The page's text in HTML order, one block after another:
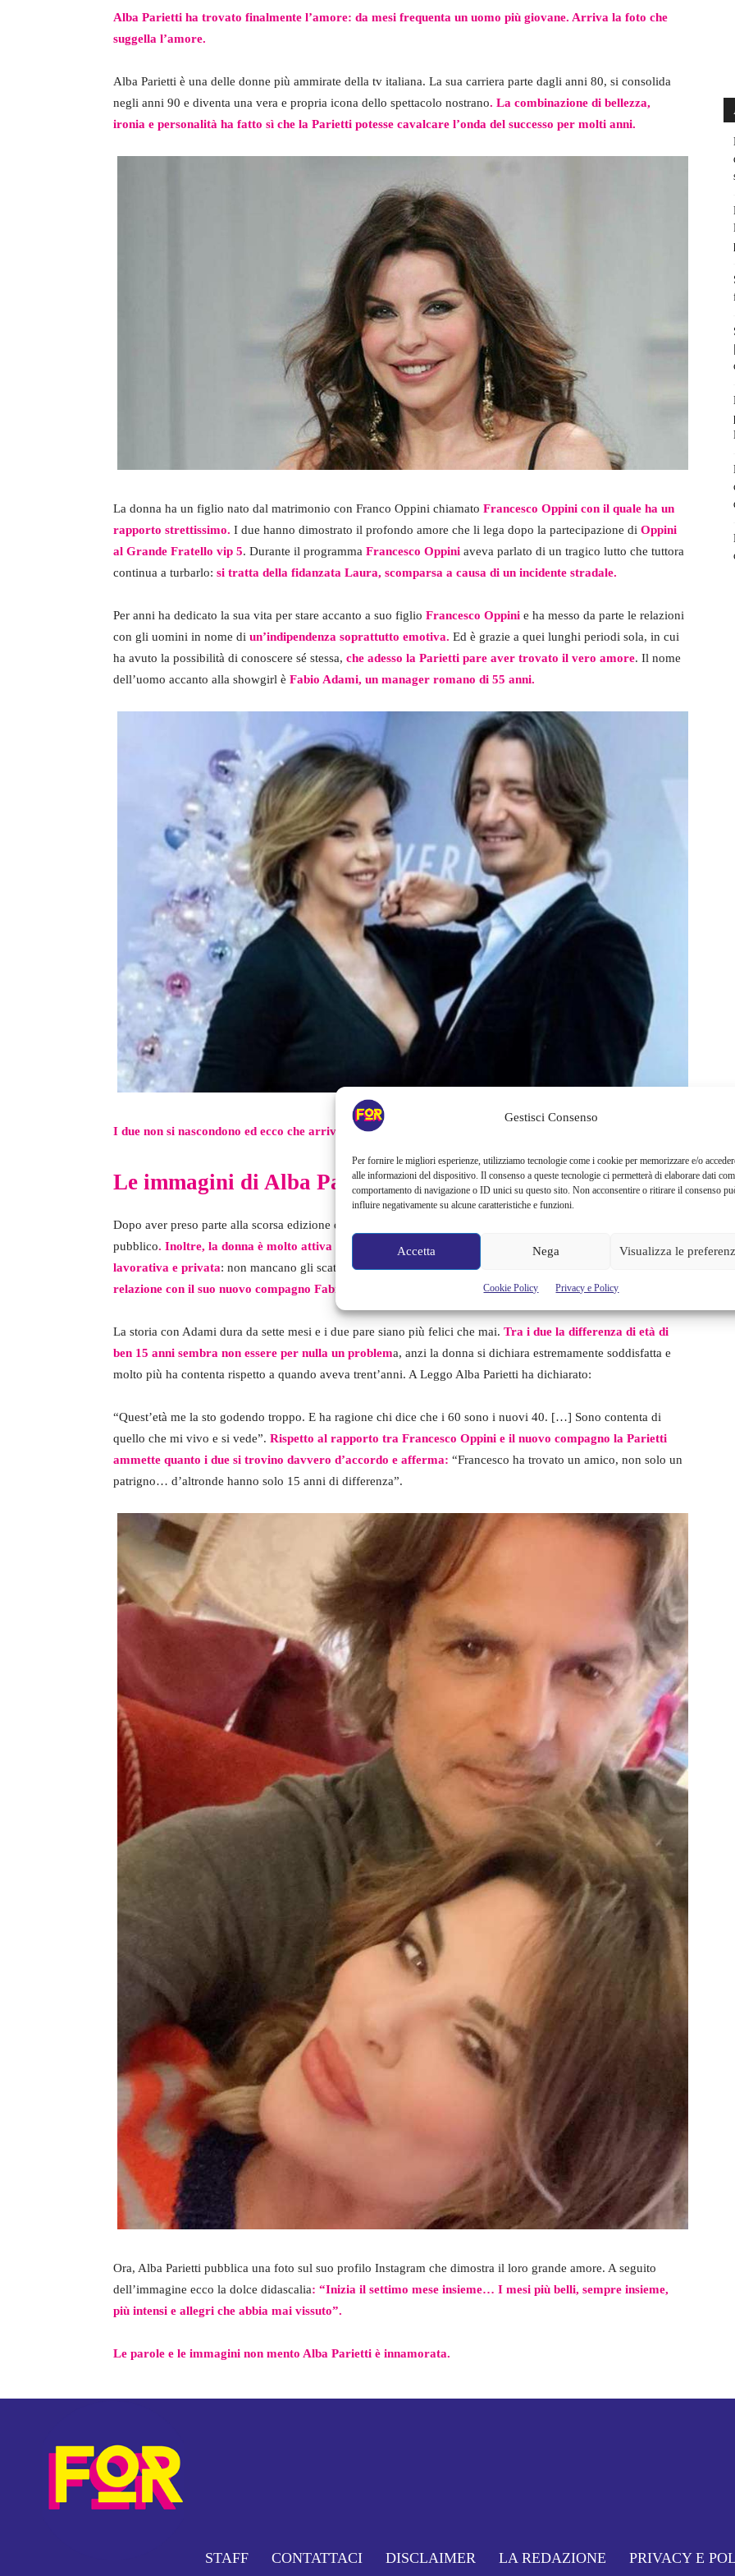
Gestisci Consenso
Per fornire le migliori esperienze, utilizziamo tecnologie come i cookie per memorizzare e/o
alle informazioni del dispositivo. Il consenso a queste tecnologie ci permetterà di elaborare dati
comportamento di navigazione o ID unici su questo sito. Non acconsentire o ritirare il consenso
influire negativamente su alcune caratteristiche e funzioni.
Accetta Nega Visualizza le
Cookie Policy Privacy e Policy
Alba Parietti ha trovato finalmente l’amore: da mesi frequenta un uomo più giovane. Arriva la foto che
suggella l’amore.
Alba Parietti è una delle donne più ammirate della tv italiana. La sua carriera parte dagli anni 80, si consolida
negli anni 90 e diventa una vera e propria icona dello spettacolo nostrano. La combinazione di bellezza,
ironia e personalità ha fatto sì che la Parietti potesse cavalcare l’onda del successo per molti anni.
La donna ha un figlio nato dal matrimonio con Franco Oppini chiamato Francesco Oppini con il quale ha un
rapporto strettissimo. I due hanno dimostrato il profondo amore che li lega dopo la partecipazione di Oppini
al Grande Fratello vip 5. Durante il programma Francesco Oppini aveva parlato di un tragico lutto che tuttora
continua a turbarlo: si tratta della fidanzata Laura, scomparsa a causa di un incidente stradale.
Per anni ha dedicato la sua vita per stare accanto a suo figlio Francesco Oppini e ha messo da parte le relazioni
con gli uomini in nome di un’indipendenza soprattutto emotiva. Ed è grazie a quei lunghi periodi sola, in cui
ha avuto la possibilità di conoscere sé stessa, che adesso la Parietti pare aver trovato il vero amore. Il nome
dell’uomo accanto alla showgirl è Fabio Adami, un manager romano di 55 anni.
I due non si nascondono ed ecco che arriva la foto che dimostra il loro amore.
Le immagini di Alba Parietti e il suo nuovo compagno
Dopo aver preso parte alla scorsa edizione di Tale e Quale Show la Parietti ho avuto un grande successo di
pubblico. Inoltre, la donna è molto attiva sui social e con i suoi follower condivide momenti di vita
lavorativa e privata: non mancano gli scatti con il suo amato figlio ma adesso arriva uno che sugella la
relazione con il suo nuovo compagno Fabio Adami.
La storia con Adami dura da sette mesi e i due pare siano più felici che mai. Tra i due la differenza di età di
ben 15 anni sembra non essere per nulla un problema, anzi la donna si dichiara estremamente soddisfatta e
molto più ha contenta rispetto a quando aveva trent’anni. A Leggo Alba Parietti ha dichiarato:
“Quest’età me la sto godendo troppo. E ha ragione chi dice che i 60 sono i nuovi 40. […] Sono contenta di
quello che mi vivo e si vede”. Rispetto al rapporto tra Francesco Oppini e il nuovo compagno la Parietti
ammette quanto i due si trovino davvero d’accordo e afferma: “Francesco ha trovato un amico, non solo un
patrigno… d’altronde hanno solo 15 anni di differenza”.
Ora, Alba Parietti pubblica una foto sul suo profilo Instagram che dimostra il loro grande amore. A seguito
dell’immagine ecco la dolce didascalia: “Inizia il settimo mese insieme… I mesi più belli, sempre insieme,
più intensi e allegri che abbia mai vissuto”.
Le parole e le immagini non mento Alba Parietti è innamorata.
STAFF CONTATTACI DISCLAIMER LA REDAZIONE PRIVACY E